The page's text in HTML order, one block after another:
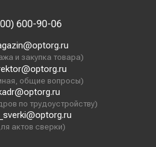
600-90-06
и закупка товара)
общие вопросы)
по трудоустройству)
актов сверки)